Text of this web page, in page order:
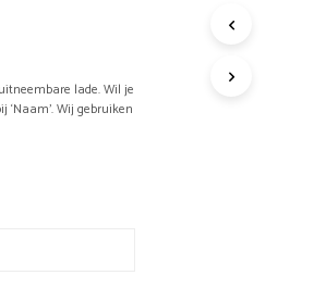
lade. Wil je
Wij gebruiken